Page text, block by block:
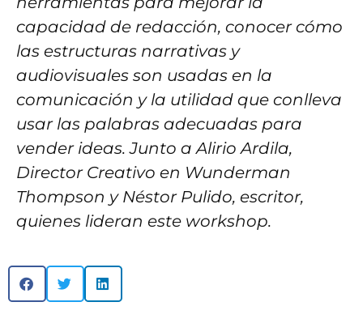
capacidad de redacción, conocer cómo
las estructuras narrativas y
audiovisuales son usadas en la
comunicación y la utilidad que conlleva
usar las palabras adecuadas para
vender ideas. Junto a Alirio Ardila,
Director Creativo en Wunderman
Thompson y Néstor Pulido, escritor,
quienes lideran este workshop.